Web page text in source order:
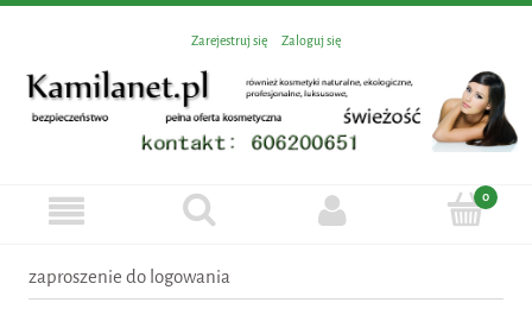
Zarejestruj się Zaloguj się
zaproszenie do logowania